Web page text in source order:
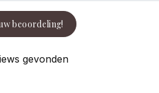
beoordeling!
gevonden